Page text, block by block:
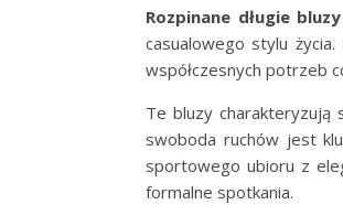
Rozpinane długie
casualowego stylu
współczesnych potrzeb
Te bluzy
swoboda ruchów jest
sportowego ubioru z
formalne spotkania.